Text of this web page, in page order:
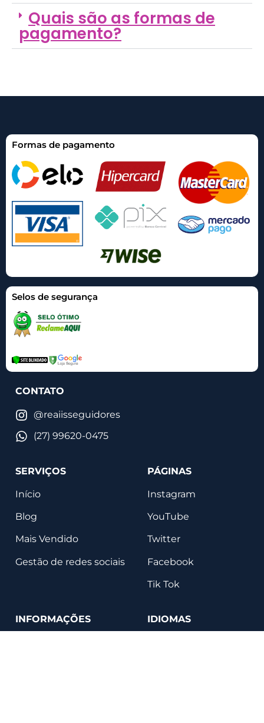
Quais são as formas de
pagamento?
Formas de pagamento
Selos de segurança
CONTATO
@reaiisseguidores
(27) 99620-0475
SERVIÇOS
Início
Blog
Mais Vendido
Gestão de redes sociais
PÁGINAS
Instagram
YouTube
Twitter
Facebook
Tik Tok
INFORMAÇÕES IDIOMAS